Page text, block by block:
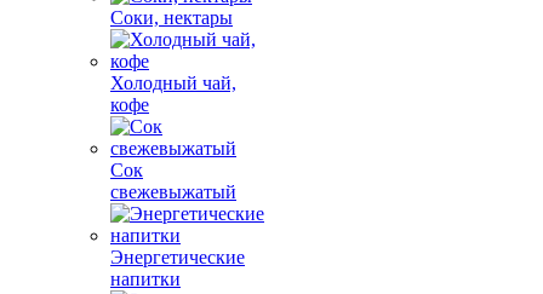
Соки, нектары
Холодный чай,
кофе
Сок
свежевыжатый
Энергетические
напитки